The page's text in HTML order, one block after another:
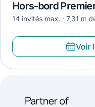
Hors-bord
14 invités max. 7,31 m
Voir